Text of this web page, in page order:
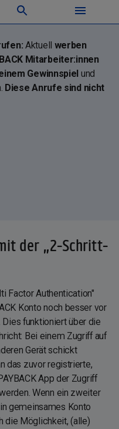
Aktuell werben
Mitarbeiter:innen
Gewinnspiel und
Diese Anrufe sind nicht
der „2-Schritt-
Factor Authentication"
Konto noch besser vor
funktioniert über die
Bei einem Zugriff auf
Gerät schickt
das zuvor registrierte,
App der Zugriff
Wenn ein zweiter
gemeinsames Konto
die Möglichkeit, (alle)